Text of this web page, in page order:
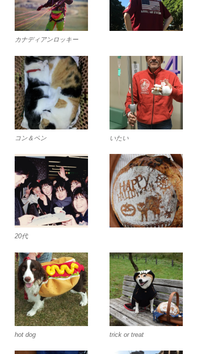
カナディアンロッキー
コン＆ペン いたい
20代
hot dog trick or treat